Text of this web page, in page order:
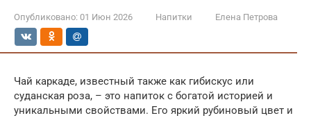
Опубликовано: 01 Июн 2026 Напитки Елена Петрова
Чай каркаде, известный также как гибискус или
суданская роза, – это напиток с богатой историей и
уникальными свойствами. Его яркий рубиновый цвет и